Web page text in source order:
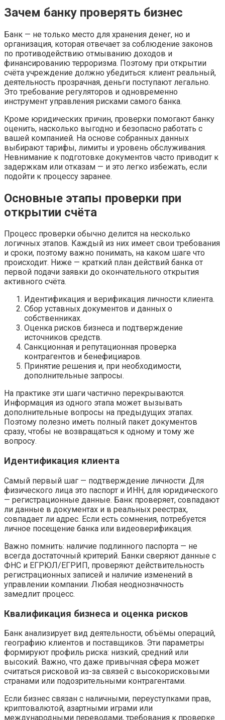
Зачем банку проверять бизнес
Банк — не только место для хранения денег, но и
организация, которая отвечает за соблюдение законов
по противодействию отмыванию доходов и
финансированию терроризма. Поэтому при открытии
счёта учреждение должно убедиться: клиент реальный,
деятельность прозрачная, деньги поступают легально.
Это требование регуляторов и одновременно
инструмент управления рисками самого банка.
Кроме юридических причин, проверки помогают банку
оценить, насколько выгодно и безопасно работать с
вашей компанией. На основе собранных данных
выбирают тарифы, лимиты и уровень обслуживания.
Невнимание к подготовке документов часто приводит к
задержкам или отказам — и это легко избежать, если
подойти к процессу заранее.
Основные этапы проверки при
открытии счёта
Процесс проверки обычно делится на несколько
логичных этапов. Каждый из них имеет свои требования
и сроки, поэтому важно понимать, на каком шаге что
происходит. Ниже — краткий план действий банка от
первой подачи заявки до окончательного открытия
активного счёта.
Идентификация и верификация личности клиента.
Сбор уставных документов и данных о
собственниках.
Оценка рисков бизнеса и подтверждение
источников средств.
Санкционная и репутационная проверка
контрагентов и бенефициаров.
Принятие решения и, при необходимости,
дополнительные запросы.
На практике эти шаги частично перекрываются.
Информация из одного этапа может вызывать
дополнительные вопросы на предыдущих этапах.
Поэтому полезно иметь полный пакет документов
сразу, чтобы не возвращаться к одному и тому же
вопросу.
Идентификация клиента
Самый первый шаг — подтверждение личности. Для
физического лица это паспорт и ИНН, для юридического
— регистрационные данные. Банк проверяет, совпадают
ли данные в документах и в реальных реестрах,
совпадает ли адрес. Если есть сомнения, потребуется
личное посещение банка или видеоверификация.
Важно помнить: наличие подлинного паспорта — не
всегда достаточный критерий. Банки сверяют данные с
ФНС и ЕГРЮЛ/ЕГРИП, проверяют действительность
регистрационных записей и наличие изменений в
управлении компании. Любая неоднозначность
замедлит процесс.
Квалификация бизнеса и оценка рисков
Банк анализирует вид деятельности, объёмы операций,
географию клиентов и поставщиков. Эти параметры
формируют профиль риска: низкий, средний или
высокий. Важно, что даже привычная сфера может
считаться рисковой из-за связей с высокорисковыми
странами или подозрительными контрагентами.
Если бизнес связан с наличными, переуступками прав,
криптовалютой, азартными играми или
международными переводами, требования к проверке